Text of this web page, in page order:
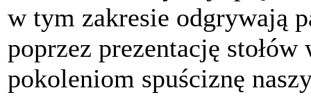
w tym zakresie odgrywają
poprzez prezentację
pokoleniom spuściznę